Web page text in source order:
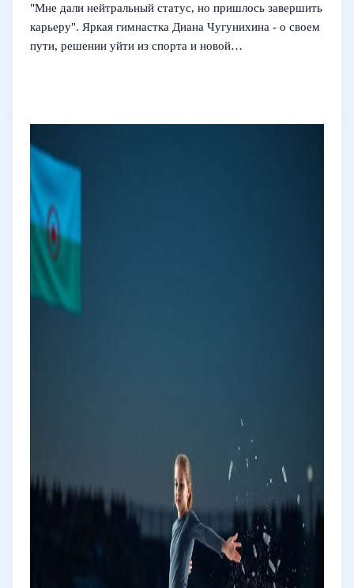
"Мне дали нейтральный статус, но пришлось завершить
карьеру". Яркая гимнастка Диана Чугунихина - о своем
пути, решении уйти из спорта и новой…